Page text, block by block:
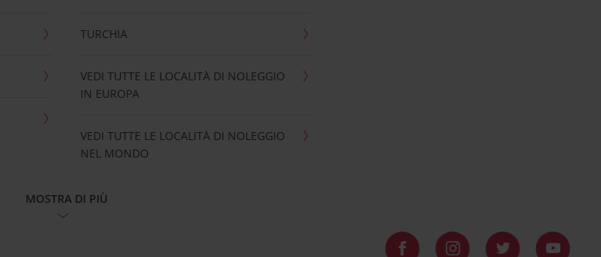
TURCHIA
VEDI TUTTE LE LOCALITÀ DI NOLEGGIO
IN EUROPA
VEDI TUTTE LE LOCALITÀ DI NOLEGGIO
NEL MONDO
MOSTRA DI PIÙ